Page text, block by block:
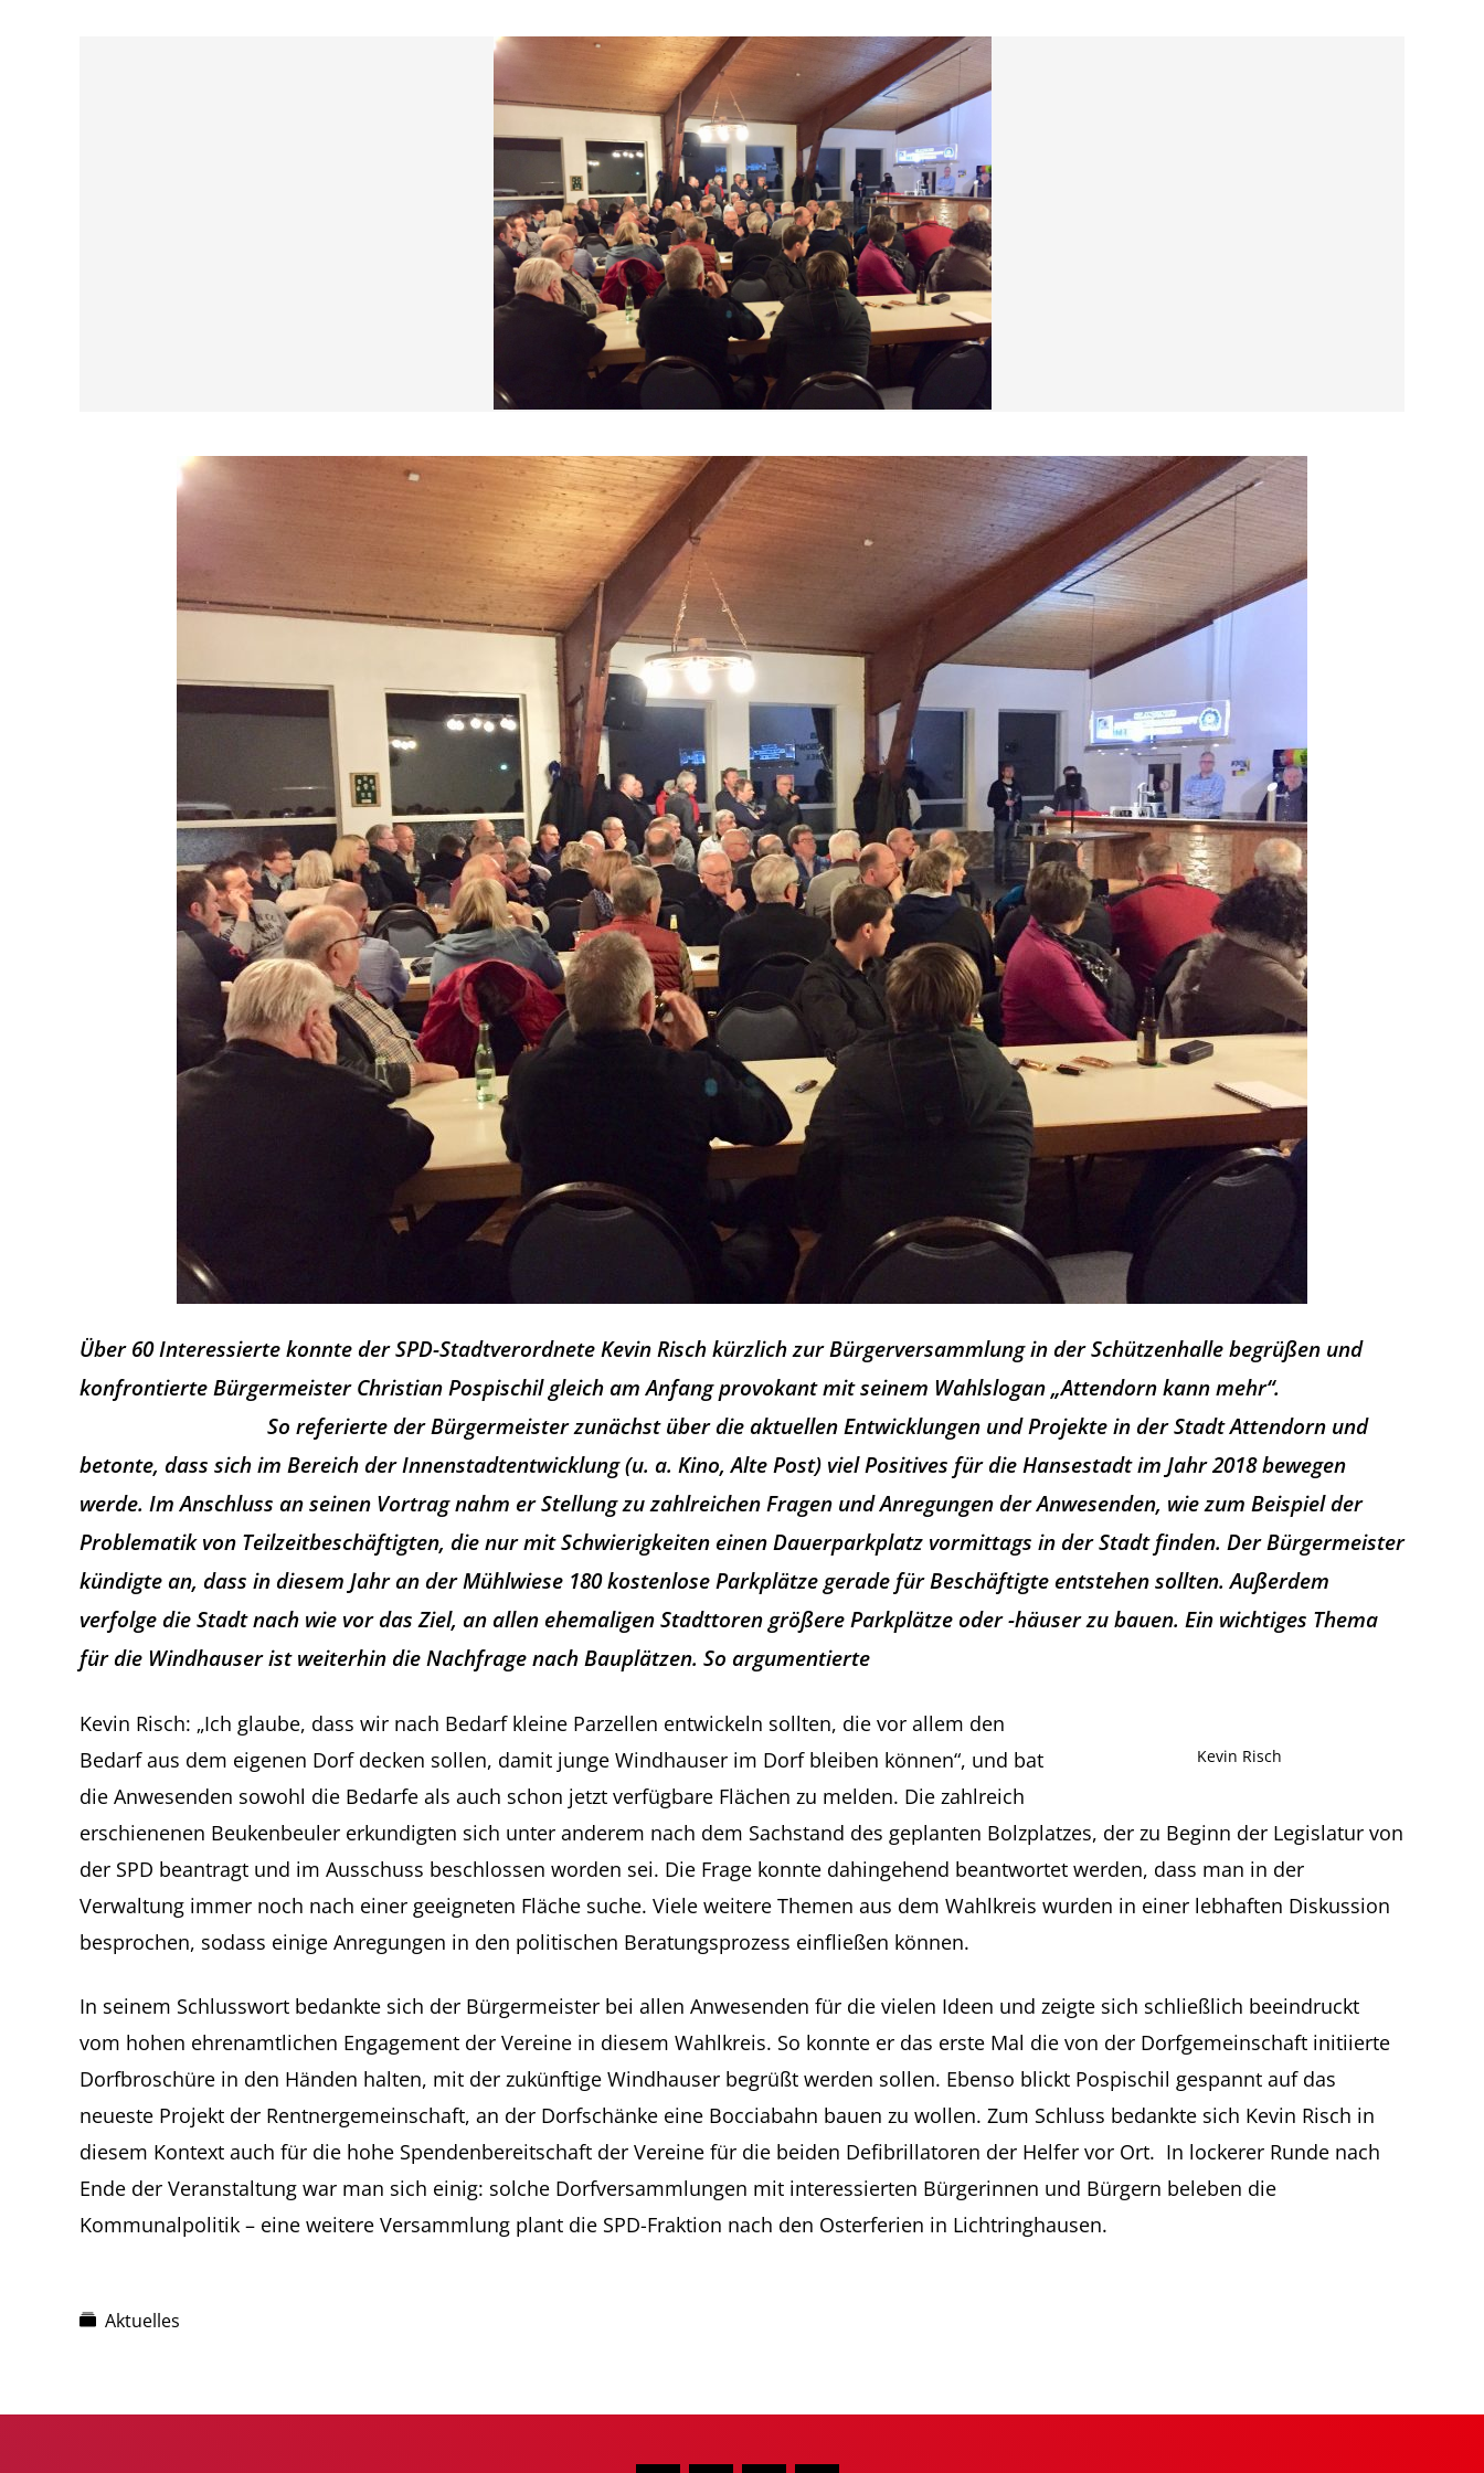
Über 60 Interessierte konnte der SPD-Stadtverordnete Kevin Risch kürzlich zur Bürgerversammlung in der Schützenhalle begrüßen und
konfrontierte Bürgermeister Christian Pospischil gleich am Anfang provokant mit seinem Wahlslogan „Attendorn kann mehr“.
So referierte der Bürgermeister zunächst über die aktuellen Entwicklungen und Projekte in der Stadt Attendorn und
betonte, dass sich im Bereich der Innenstadtentwicklung (u. a. Kino, Alte Post) viel Positives für die Hansestadt im Jahr 2018 bewegen
werde. Im Anschluss an seinen Vortrag nahm er Stellung zu zahlreichen Fragen und Anregungen der Anwesenden, wie zum Beispiel der
Problematik von Teilzeitbeschäftigten, die nur mit Schwierigkeiten einen Dauerparkplatz vormittags in der Stadt finden. Der Bürgermeister
kündigte an, dass in diesem Jahr an der Mühlwiese 180 kostenlose Parkplätze gerade für Beschäftigte entstehen sollten. Außerdem
verfolge die Stadt nach wie vor das Ziel, an allen ehemaligen Stadttoren größere Parkplätze oder -häuser zu bauen. Ein wichtiges Thema
für die Windhauser ist weiterhin die Nachfrage nach Bauplätzen. So argumentierte
Kevin Risch
Kevin Risch: „Ich glaube, dass wir nach Bedarf kleine Parzellen entwickeln sollten, die vor allem den
Bedarf aus dem eigenen Dorf decken sollen, damit junge Windhauser im Dorf bleiben können“, und bat
die Anwesenden sowohl die Bedarfe als auch schon jetzt verfügbare Flächen zu melden. Die zahlreich
erschienenen Beukenbeuler erkundigten sich unter anderem nach dem Sachstand des geplanten Bolzplatzes, der zu Beginn der Legislatur von
der SPD beantragt und im Ausschuss beschlossen worden sei. Die Frage konnte dahingehend beantwortet werden, dass man in der
Verwaltung immer noch nach einer geeigneten Fläche suche. Viele weitere Themen aus dem Wahlkreis wurden in einer lebhaften Diskussion
besprochen, sodass einige Anregungen in den politischen Beratungsprozess einfließen können.
In seinem Schlusswort bedankte sich der Bürgermeister bei allen Anwesenden für die vielen Ideen und zeigte sich schließlich beeindruckt
vom hohen ehrenamtlichen Engagement der Vereine in diesem Wahlkreis. So konnte er das erste Mal die von der Dorfgemeinschaft initiierte
Dorfbroschüre in den Händen halten, mit der zukünftige Windhauser begrüßt werden sollen. Ebenso blickt Pospischil gespannt auf das
neueste Projekt der Rentnergemeinschaft, an der Dorfschänke eine Bocciabahn bauen zu wollen. Zum Schluss bedankte sich Kevin Risch in
diesem Kontext auch für die hohe Spendenbereitschaft der Vereine für die beiden Defibrillatoren der Helfer vor Ort. In lockerer Runde nach
Ende der Veranstaltung war man sich einig: solche Dorfversammlungen mit interessierten Bürgerinnen und Bürgern beleben die
Kommunalpolitik – eine weitere Versammlung plant die SPD-Fraktion nach den Osterferien in Lichtringhausen.
Aktuelles